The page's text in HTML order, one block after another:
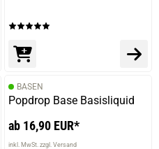
BASEN
Popdrop Base Basisliquid
ab 16,90 EUR*
inkl. MwSt. zzgl. Versand